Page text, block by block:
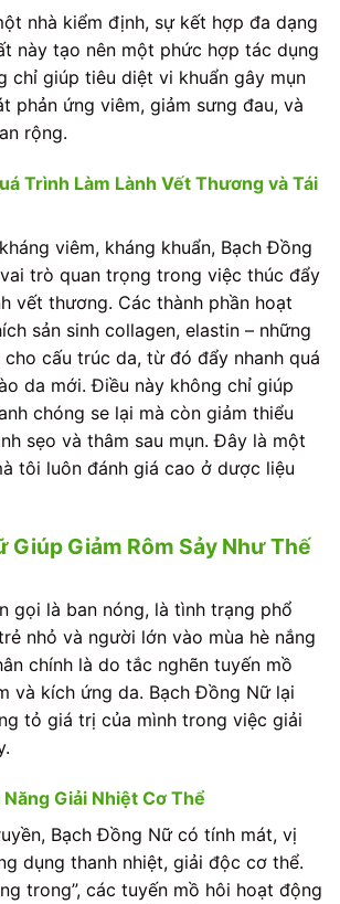
nhà kiểm định, sự kết hợp đa dạng
này tạo nên một phức hợp tác dụng
chỉ giúp tiêu diệt vi khuẩn gây mụn
phản ứng viêm, giảm sưng đau, và
rộng.
Trình Làm Lành Vết Thương và Tái
viêm, kháng khuẩn, Bạch Đồng
trò quan trọng trong việc thúc đẩy
vết thương. Các thành phần hoạt
sản sinh collagen, elastin – những
cấu trúc da, từ đó đẩy nhanh quá
da mới. Điều này không chỉ giúp
chóng se lại mà còn giảm thiểu
sẹo và thâm sau mụn. Đây là một
tôi luôn đánh giá cao ở dược liệu
Giúp Giảm Rôm Sảy Như Thế
gọi là ban nóng, là tình trạng phổ
nhỏ và người lớn vào mùa hè nắng
chính là do tắc nghẽn tuyến mồ
và kích ứng da. Bạch Đồng Nữ lại
tỏ giá trị của mình trong việc giải
Giải Nhiệt Cơ Thể
Bạch Đồng Nữ có tính mát, vị
dụng thanh nhiệt, giải độc cơ thể.
trong”, các tuyến mồ hôi hoạt động